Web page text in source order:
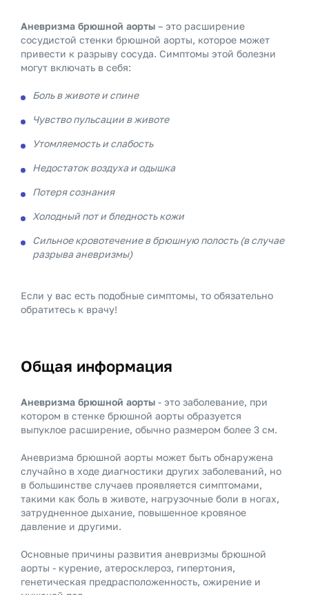
Аневризма брюшной аорты – это расширение
сосудистой стенки брюшной аорты, которое может
привести к разрыву сосуда. Симптомы этой болезни
могут включать в себя:
Боль в животе и спине
Чувство пульсации в животе
Утомляемость и слабость
Недостаток воздуха и одышка
Потеря сознания
Холодный пот и бледность кожи
Сильное кровотечение в брюшную полость (в случае
разрыва аневризмы)
Если у вас есть подобные симптомы, то обязательно
обратитесь к врачу!
Общая информация
Аневризма брюшной аорты - это заболевание, при
котором в стенке брюшной аорты образуется
выпуклое расширение, обычно размером более 3 см.
Аневризма брюшной аорты может быть обнаружена
случайно в ходе диагностики других заболеваний, но
в большинстве случаев проявляется симптомами,
такими как боль в животе, нагрузочные боли в ногах,
затрудненное дыхание, повышенное кровяное
давление и другими.
Основные причины развития аневризмы брюшной
аорты - курение, атеросклероз, гипертония,
генетическая предрасположенность, ожирение и